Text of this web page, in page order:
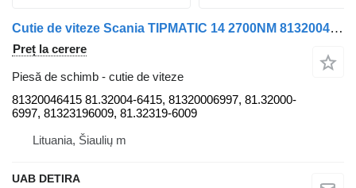
Cutie de viteze Scania TIPMATIC 14 2700NM 81320046415 pentru cap tractor MAN TGX 18.460
Preț la cerere
Piesă de schimb - cutie de viteze
81320046415 81.32004-6415, 81320006997, 81.32000-
6997, 81323196009, 81.32319-6009
Lituania, Šiaulių m
UAB DETIRA